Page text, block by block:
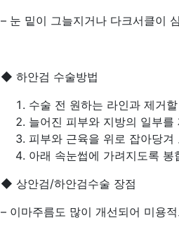
– 눈 밑이 그늘지거나 다크서클이
◆ 하안검 수술방법
수술 전 원하는 라인과 제거
늘어진 피부와 지방의 일부를
피부와 근육을 위로 잡아당겨
아래 속눈썹에 가려지도록 봉
◆ 상안검/하안검수술 장점
– 이마주름도 많이 개선되어 미용